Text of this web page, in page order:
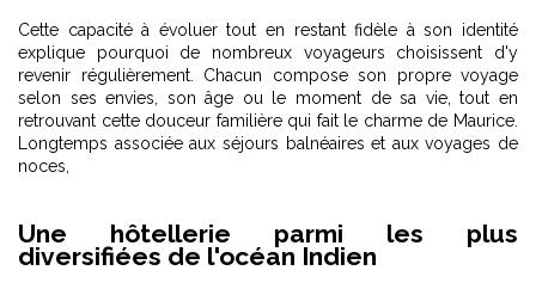
Cette capacité à évoluer tout en restant fidèle à son identité
explique pourquoi de nombreux voyageurs choisissent d'y
revenir régulièrement. Chacun compose son propre voyage
selon ses envies, son âge ou le moment de sa vie, tout en
retrouvant cette douceur familière qui fait le charme de Maurice.
Longtemps associée aux séjours balnéaires et aux voyages de
noces,
Une hôtellerie parmi les plus
diversifiées de l'océan Indien